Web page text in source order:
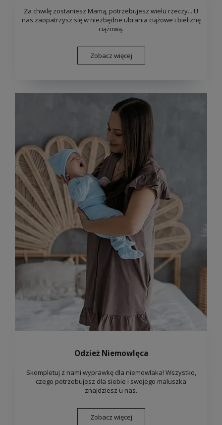
Za chwilę zostaniesz Mamą, potrzebujesz wielu rzeczy... U
nas zaopatrzysz się w niezbędne ubrania ciążowe i bieliznę
ciążową.
Zobacz więcej
Odzież Niemowlęca
Skompletuj z nami wyprawkę dla niemowlaka! Wszystko,
czego potrzebujesz dla siebie i swojego maluszka
znajdziesz u nas.
Zobacz więcej